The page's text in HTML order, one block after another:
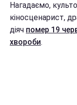
Нагадаємо,
кіносценарист,
діяч помер 19
хвороби.